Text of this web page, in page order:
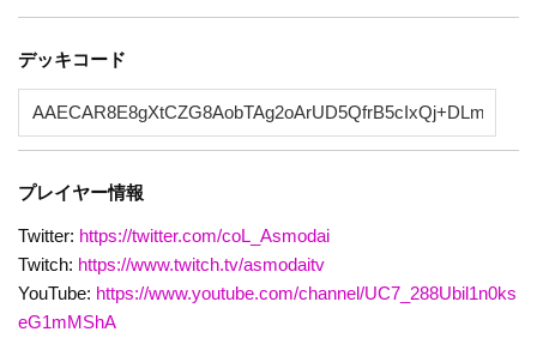
デッキコード
プレイヤー情報
Twitter: https://twitter.com/coL_Asmodai
Twitch: https://www.twitch.tv/asmodaitv
YouTube: https://www.youtube.com/channel/UC7_288Ubil1n0ks
eG1mMShA